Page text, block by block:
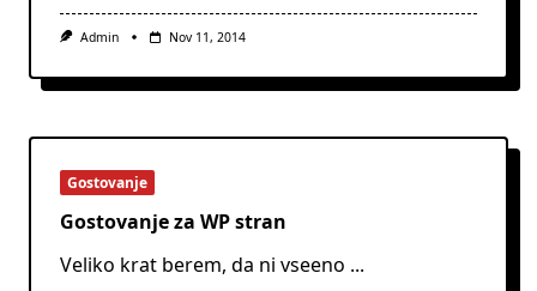
Admin Nov 11, 2014
Gostovanje
Gostovanje za WP stran
Veliko krat berem, da ni vseeno ...